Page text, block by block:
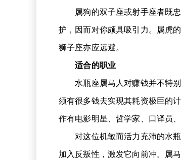
属狗的双子座或射手座者既忠
护，因而对你颇具吸引力。属虎
狮子座亦应远避。
适合的职业
水瓶座属马人对赚钱并不特别
须有很多钱去实现其耗资极巨的
作有电影明星、哲学家、口译员
对这位机敏而活力充沛的水瓶
加入反叛性，激发它向前冲。属